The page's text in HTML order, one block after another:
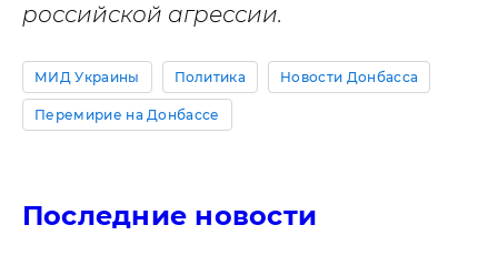
российской агрессии.
МИД Украины Политика Новости Донбасса
Перемирие на Донбассе
Последние новости